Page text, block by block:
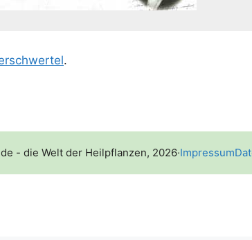
.
- die Welt der Heilpflanzen, 2026·Impressum